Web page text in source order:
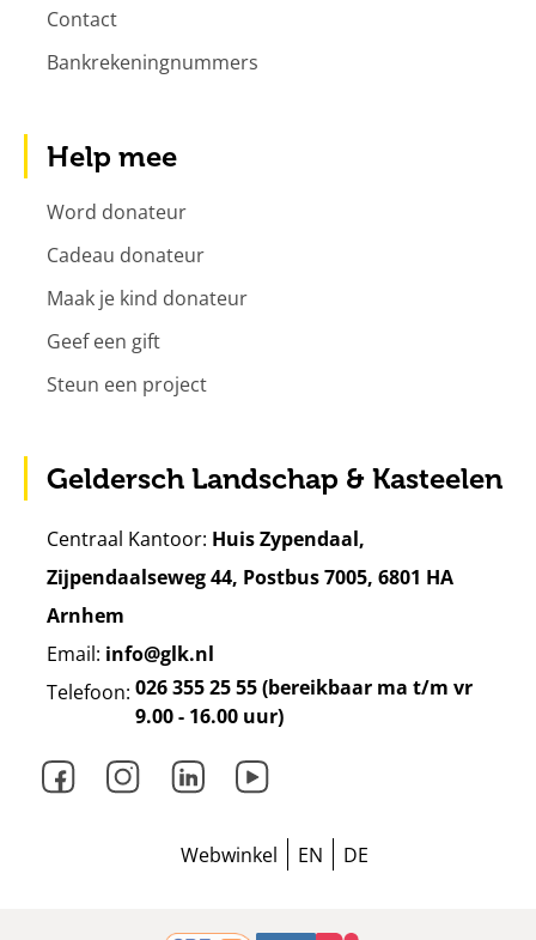
Contact
Bankrekeningnummers
Help mee
Word donateur
Cadeau donateur
Maak je kind donateur
Geef een gift
Steun een project
Geldersch Landschap & Kasteelen
Centraal Kantoor: Huis Zypendaal,
Zijpendaalseweg 44, Postbus 7005, 6801 HA
Arnhem
Email: info@glk.nl
Telefoon: 026 355 25 55 (bereikbaar ma t/m vr
9.00 - 16.00 uur)
Webwinkel
EN DE